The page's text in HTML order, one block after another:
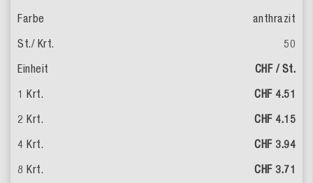
anthrazit
50
CHF / St.
CHF 4.51
CHF 4.15
CHF 3.94
CHF 3.71